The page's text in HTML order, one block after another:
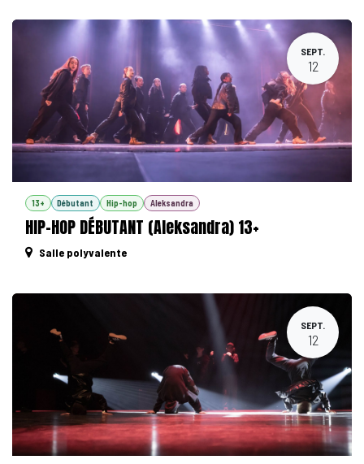
SEPT.
12
13+ Débutant Hip-hop Aleksandra
HIP-HOP DÉBUTANT (Aleksandra) 13+
Salle polyvalente
SEPT.
12